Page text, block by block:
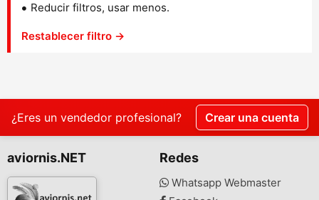
Reducir filtros, usar menos.
Restablecer filtro →
¿Eres un vendedor profesional? Crear una cuenta
aviornis.NET Redes
Whatsapp Webmaster